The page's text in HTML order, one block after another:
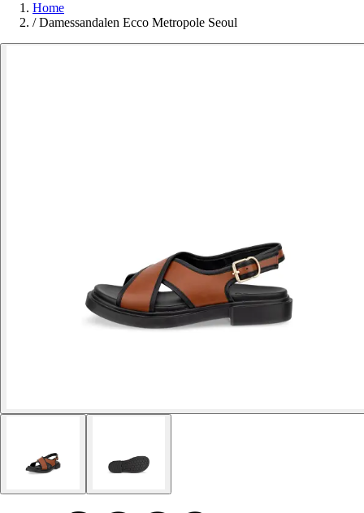
Home
/ Damessandalen Ecco Metropole Seoul